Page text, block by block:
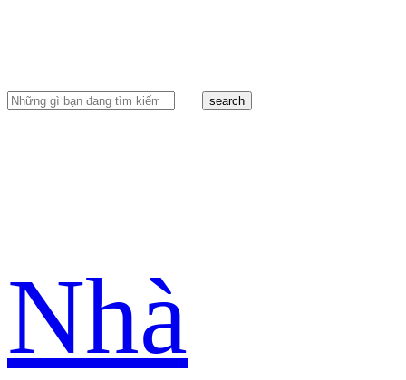
search
Nhà